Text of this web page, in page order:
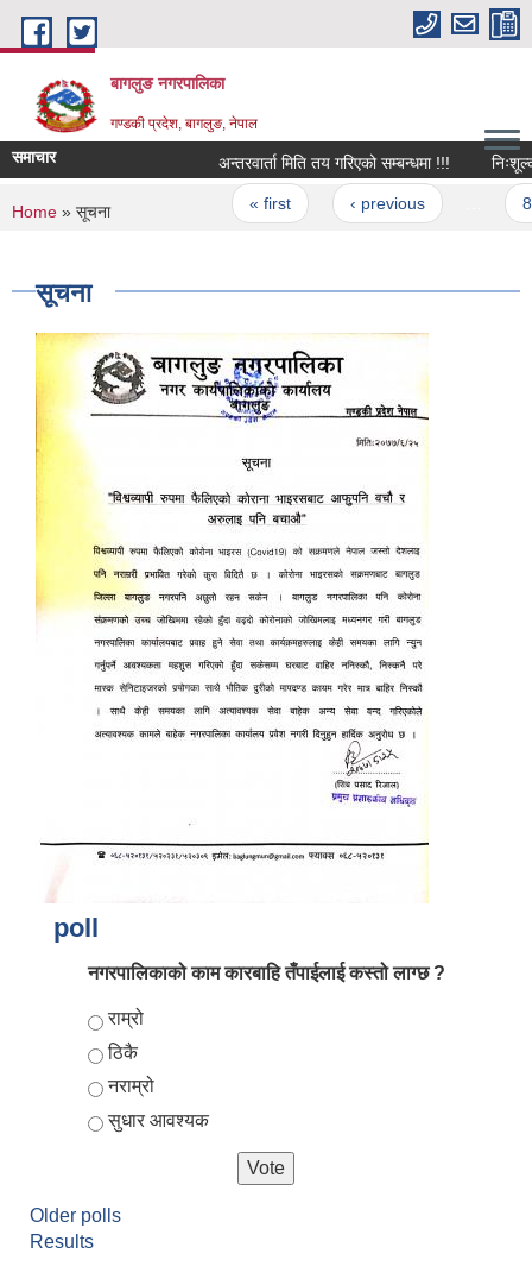
Skip to main content
बागलुङ नगरपालिका
गण्डकी प्रदेश, बागलुङ, नेपाल
समाचार अन्तरवार्ता मिति तय गरिएको सम्बन्धमा !!!
Pages
« first ‹ previous
You are here
Home » सूचना
सूचना
poll
नगरपालिकाको काम कारबाहि तँपाईलाई कस्तो लाग्छ ?
Choices
राम्रो
ठिकै
नराम्रो
सुधार आवश्यक
Older polls
Results